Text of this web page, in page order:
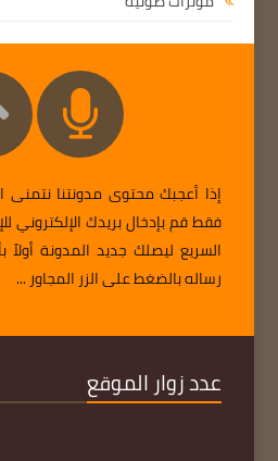
إذا أعجبك محتوى مدونتنا نتمنى
فقط قم بإدخال بريدك الإلكتروني
السريع ليصلك جديد المدونة
رساله بالضغط على الزر المجاور ...
عدد زوار الموقع